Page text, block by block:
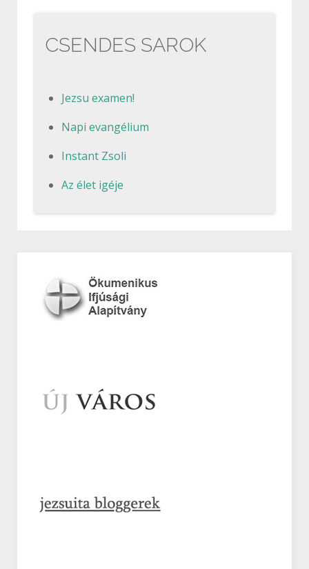
CSENDES SAROK
Jezsu examen!
Napi evangélium
Instant Zsoli
Az élet igéje